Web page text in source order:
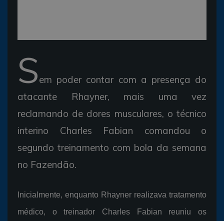
Sem poder contar com a presença do
atacante Rhayner, mais uma vez
reclamando de dores musculares, o técnico
interino Charles Fabian comandou o
segundo treinamento com bola da semana
no Fazendão.
Inicialmente, enquanto Rhayner realizava tratamento
médico, o treinador Charles Fabian reuniu os